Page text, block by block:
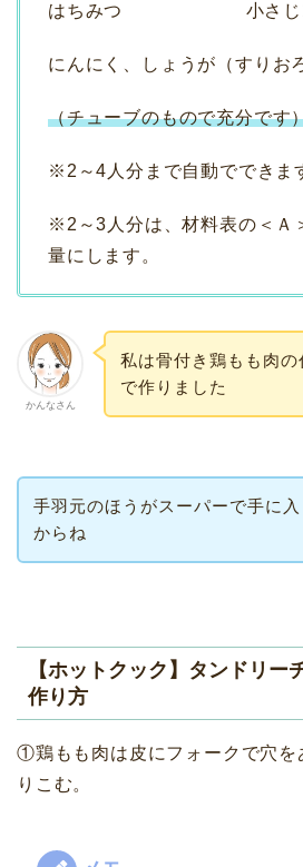
はちみつ 小さじ
にんにく、しょうが（すりお
（チューブのもので充分です
※2～4人分まで自動でできま
※2～3人分は、材料表の＜Ａ
量にします。
かんなさん
私は骨付き鶏もも肉
で作りました
手羽元のほうがスーパーで手に
からね
【ホットクック】タンドリー
作り方
①鶏もも肉は皮にフォークで穴を
りこむ。